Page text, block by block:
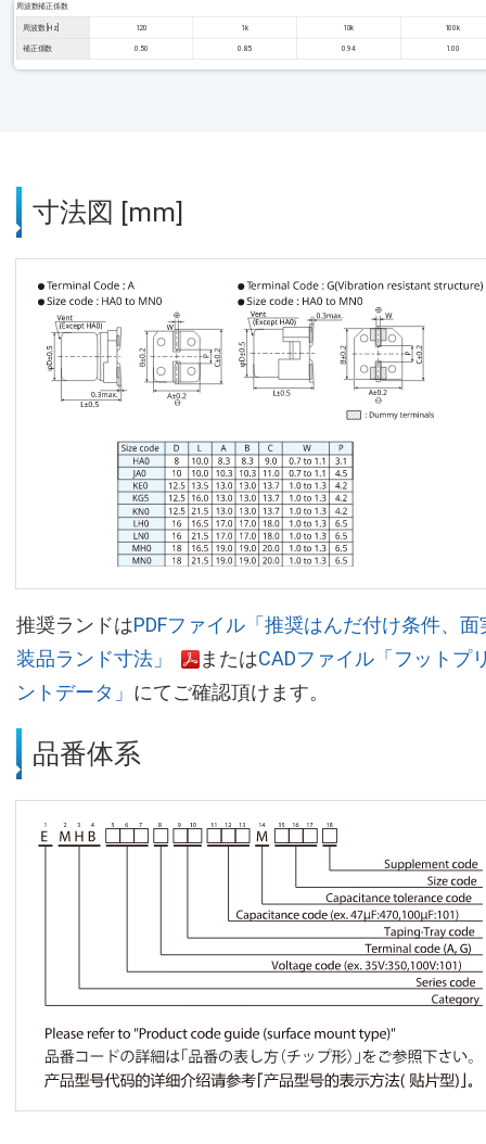
周波数補正係数
周波数 [Hz] 120 1k 10k 100k
補正係数 0.50 0.85 0.94 1.00
寸法図 [mm]
推奨ランドはPDFファイル「推奨はんだ付け条件、面
装品ランド寸法」
またはCADファイル「フットプ
ントデータ」 にてご確認頂けます。
品番体系